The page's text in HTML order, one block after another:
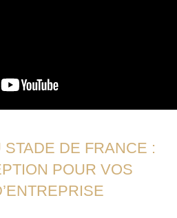
DE FRANCE :
POUR VOS